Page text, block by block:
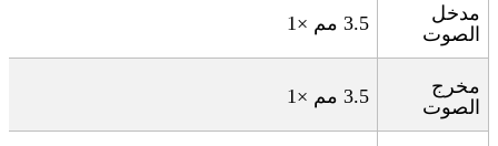
مدخل
الصوت
3.5 مم ×1
مخرج
الصوت
3.5 مم ×1